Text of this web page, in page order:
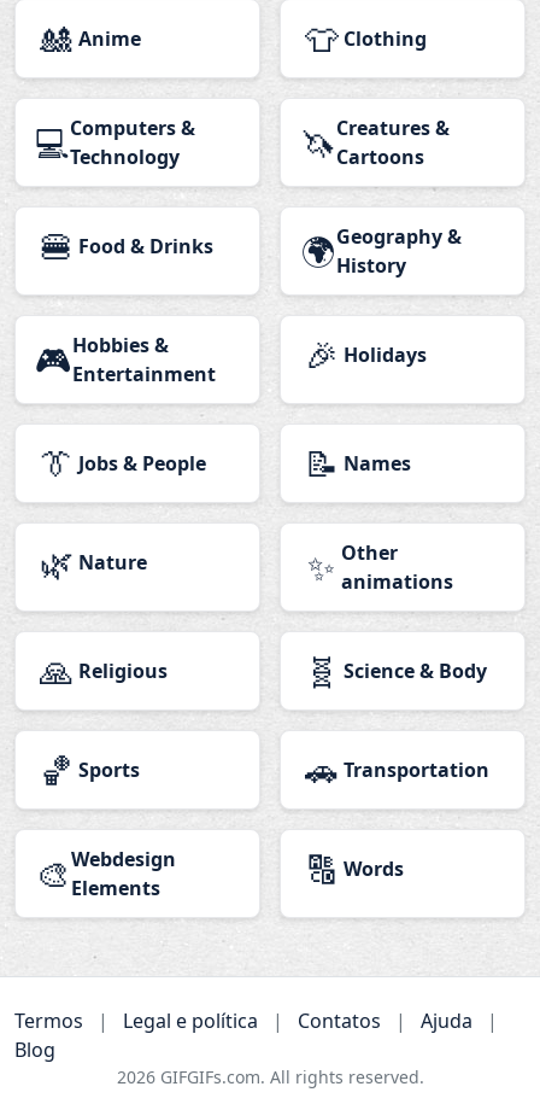
🎎 Anime 👕 Clothing
💻Computers &
Technology
🦄Creatures &
Cartoons
🍔 Food & Drinks 🌍Geography &
History
🎮Hobbies &
Entertainment
🎉 Holidays
👔 Jobs & People 📝 Names
🌿 Nature ✨ Other
animations
🙏 Religious 🧬 Science & Body
🏀 Sports 🚗 Transportation
🎨 Webdesign
Elements
🔠 Words
Termos | Legal e política | Contatos | Ajuda
|
Blog
2026GIFGIFs.com. All rights reserved.